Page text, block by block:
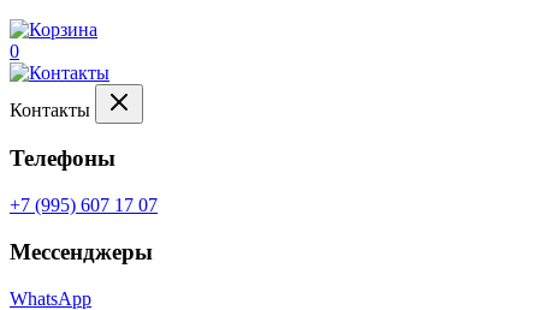
0
Контакты
Телефоны
+7 (995) 607 17 07
Мессенджеры
WhatsApp